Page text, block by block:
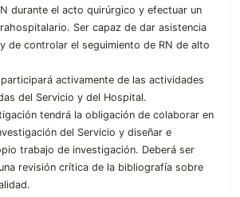
durante el acto quirúrgico y efectuar un
Ser capaz de dar asistencia
de controlar el seguimiento de RN de alto
activamente de las actividades
del Servicio y del Hospital.
tendrá la obligación de colaborar en
del Servicio y diseñar e
trabajo de investigación. Deberá ser
revisión crítica de la bibliografía sobre